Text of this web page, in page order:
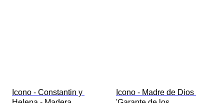
Icono - Constantin y
Icono - Madre de Dios